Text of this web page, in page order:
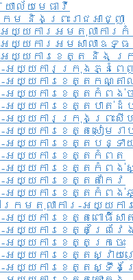
ាល័យ​មេធាវី​
និងព្រះរាជអាជ្ញា
អយ្យការអមតុលាការ
អយ្យការអមសាលាឧទ្
អយ្យការខេត្ត និង ក្
-អយ្យការក្រុងភ្នំពេ
-អយ្យការខេត្តកណ្តា
-អយ្យការខេត្តកំពង់ច
-អយ្យការខេត្តបាត់ដំ
-អយ្យការ​ក្រុងព្រះសី
អយ្យការខេត្តសៀមរា
-អយ្យការខេត្តបន្ទា
-អយ្យការខេត្តកំពត
-អយ្យការខេត្តកំពង់
អយ្យការខេត្តតាកែវ
-អយ្យការខេត្តកំពង់
ក្រមតុលាការ-អយ្យក
អយ្យការខេត្តពោធិ៍សា
អយ្យការខេត្តព្រៃវែ
អយ្យការខេត្តក្រចេះ
អយ្យការខេត្តស្វាយ
-អយ្យការខេត្តស្ទឹង